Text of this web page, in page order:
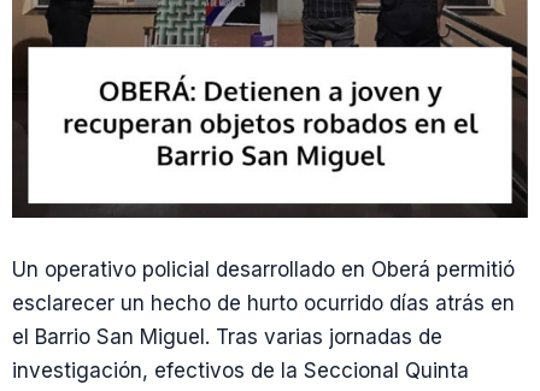
Un operativo policial desarrollado en Oberá permitió
esclarecer un hecho de hurto ocurrido días atrás en
el Barrio San Miguel. Tras varias jornadas de
investigación, efectivos de la Seccional Quinta